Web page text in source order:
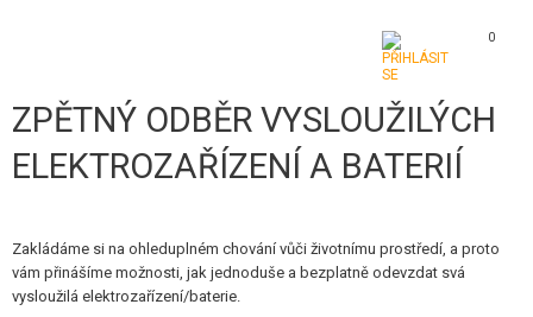
0
KATEGORIE
AIRSOFTOVÉ ZBRANĚ
GRANÁTOMETY, GRANÁTY
ZPĚTNÝ ODBĚR VYSLOUŽILÝCH
ELEKTROZAŘÍZENÍ A BATERIÍ
Zakládáme si na ohleduplném chování vůči životnímu prostředí, a proto
vám přinášíme možnosti, jak jednoduše a bezplatně odevzdat svá
vysloužilá elektrozařízení/baterie.